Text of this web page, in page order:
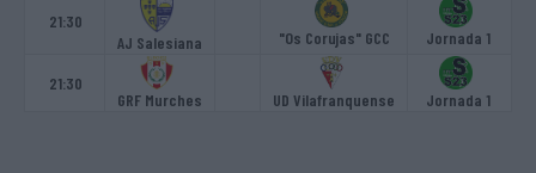
21:30
AJ Salesiana
"Os Corujas" GCC Jornada 1
21:30
GRF Murches
UD Vilafranquense Jornada 1